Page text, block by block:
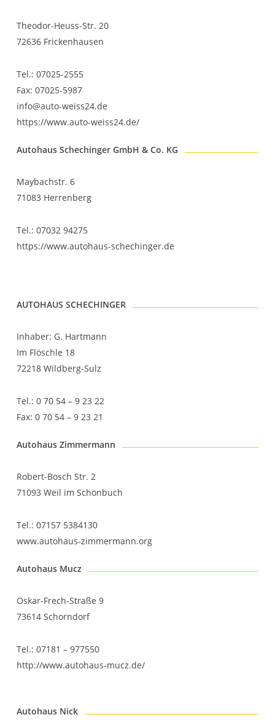
Theodor-Heuss-Str. 20
72636 Frickenhausen
Tel.: 07025-2555
Fax: 07025-5987
info@auto-weiss24.de
https://www.auto-weiss24.de/
Autohaus Schechinger GmbH & Co. KG
Maybachstr. 6
71083 Herrenberg
Tel.: 07032 94275
https://www.autohaus-schechinger.de
AUTOHAUS SCHECHINGER
Inhaber: G. Hartmann
Im Flöschle 18
72218 Wildberg-Sulz
Tel.: 0 70 54 – 9 23 22
Fax: 0 70 54 – 9 23 21
Autohaus Zimmermann
Robert-Bosch Str. 2
71093 Weil im Schönbuch
Tel.: 07157 5384130
www.autohaus-zimmermann.org
Autohaus Mucz
Oskar-Frech-Straße 9
73614 Schorndorf
Tel.: 07181 – 977550
http://www.autohaus-mucz.de/
Autohaus Nick